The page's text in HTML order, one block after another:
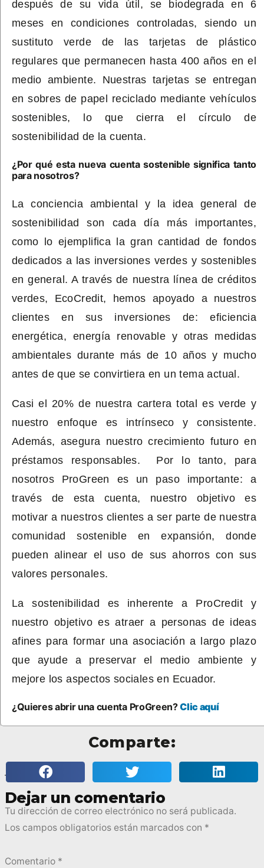
después de su vida útil, se biodegrada en 6
meses en condiciones controladas, siendo un
sustituto verde de las tarjetas de plástico
regulares que permanecen hasta 400 años en el
medio ambiente. Nuestras tarjetas se entregan
en sobres de papel reciclado mediante vehículos
sostenibles, lo que cierra el círculo de
sostenibilidad de la cuenta.
¿Por qué esta nueva cuenta sostenible significa tanto
para nosotros?
La conciencia ambiental y la idea general de
sostenibilidad son cada día más importantes,
como lo ejemplifica la gran cantidad de fondos
dedicados a las inversiones verdes y sostenibles
en general. A través de nuestra línea de créditos
verdes, EcoCredit, hemos apoyado a nuestros
clientes en sus inversiones de: eficiencia
energética, energía renovable y otras medidas
ambientales durante más de 10 años y mucho
antes de que se convirtiera en un tema actual.
Casi el 20% de nuestra cartera total es verde y
nuestro enfoque es intrínseco y consistente.
Además, asegura nuestro crecimiento futuro en
préstamos responsables. Por lo tanto, para
nosotros ProGreen es un paso importante: a
través de esta cuenta, nuestro objetivo es
motivar a nuestros clientes a ser parte de nuestra
comunidad sostenible en expansión, donde
pueden alinear el uso de sus ahorros con sus
valores personales.
La sostenibilidad es inherente a ProCredit y
nuestro objetivo es atraer a personas de ideas
afines para formar una asociación a largo plazo
que ayude a preservar el medio ambiente y
mejore los aspectos sociales en Ecuador.
¿Quieres abrir una cuenta ProGreen?Clic aquí
Comparte:
Dejar un comentario
Tu dirección de correo electrónico no será publicada.
Los campos obligatorios están marcados con *
Comentario *